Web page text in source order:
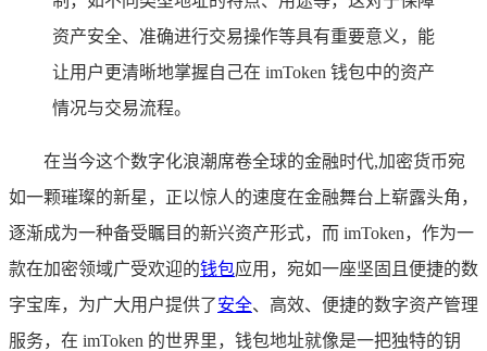
资产安全、准确进行交易操作等具有重要意义，能
让用户更清晰地掌握自己在 imToken 钱包中的资产
情况与交易流程。
在当今这个数字化浪潮席卷全球的金融时代,加密货币宛
如一颗璀璨的新星，正以惊人的速度在金融舞台上崭露头角，
逐渐成为一种备受瞩目的新兴资产形式，而 imToken，作为一
款在加密领域广受欢迎的钱包应用，宛如一座坚固且便捷的数
字宝库，为广大用户提供了安全、高效、便捷的数字资产管理
服务，在 imToken 的世界里，钱包地址就像是一把独特的钥